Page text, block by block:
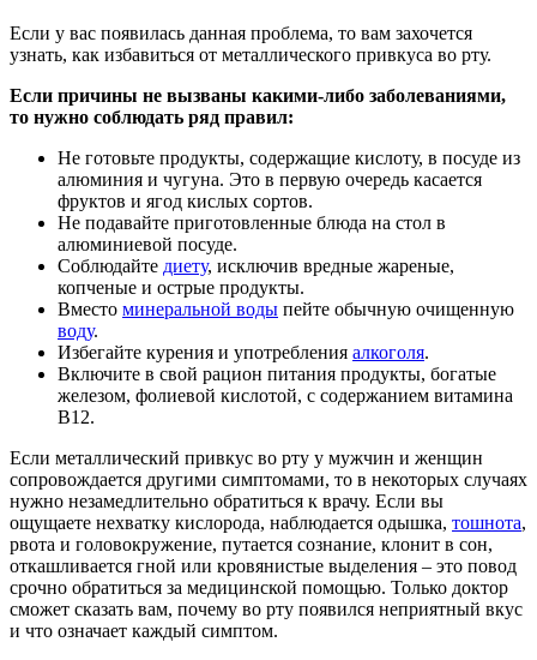
Если у вас появилась данная проблема, то вам захочется
узнать, как избавиться от металлического привкуса во рту.
Если причины не вызваны какими-либо заболеваниями,
то нужно соблюдать ряд правил:
Не готовьте продукты, содержащие кислоту, в посуде из
алюминия и чугуна. Это в первую очередь касается
фруктов и ягод кислых сортов.
Не подавайте приготовленные блюда на стол в
алюминиевой посуде.
Соблюдайте диету, исключив вредные жареные,
копченые и острые продукты.
Вместо минеральной воды пейте обычную очищенную
воду.
Избегайте курения и употребления алкоголя.
Включите в свой рацион питания продукты, богатые
железом, фолиевой кислотой, с содержанием витамина
В12.
Если металлический привкус во рту у мужчин и женщин
сопровождается другими симптомами, то в некоторых случаях
нужно незамедлительно обратиться к врачу. Если вы
ощущаете нехватку кислорода, наблюдается одышка, тошнота,
рвота и головокружение, путается сознание, клонит в сон,
откашливается гной или кровянистые выделения – это повод
срочно обратиться за медицинской помощью. Только доктор
сможет сказать вам, почему во рту появился неприятный вкус
и что означает каждый симптом.